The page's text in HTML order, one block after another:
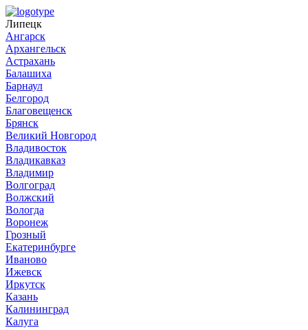
Липецк
Ангарск
Архангельск
Астрахань
Балашиха
Барнаул
Белгород
Благовещенск
Брянск
Великий Новгород
Владивосток
Владикавказ
Владимир
Волгоград
Волжский
Вологда
Воронеж
Грозный
Екатеринбурге
Иваново
Ижевск
Иркутск
Казань
Калининград
Калуга